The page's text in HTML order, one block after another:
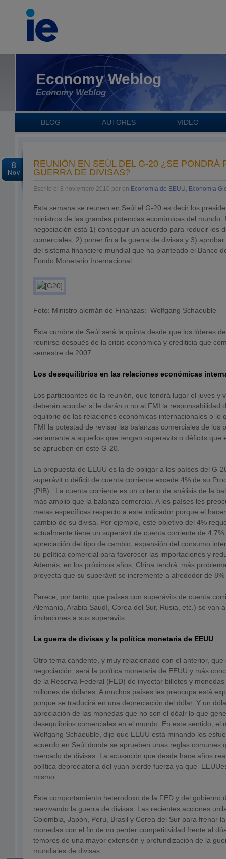
Economy Weblog
Economy Weblog
BLOG AUTORES VIDEO
8
Nov
REUNIÓN EN SEÚL DEL G-20 ¿SE PONDRÁ
GUERRA DE DIVISAS?
Escrito el 8 noviembre 2010 por en Economía de EEUU, Economía
Esta semana se reunen en Seúl el G-20 es decir los
ministros de las grandes potencias económicas del mundo.
negociación está 1) conseguir un acuerdo para reducir los
comerciales, 2) poner fin a la guerra de divisas y 3)
del sistema financiero mundial que ha planteado el Banco
Fondo Monetario Internacional.
Foto: Ministro alemán de Finanzas: Wolfgang Schaeuble
Esta cumbre de Seúl será la quinta desde que los líderes
reunirse después de la crisis económica y crediticia que
semestre de 2007.
Los desequilibrios en las relaciones económicas
Los participantes de la reunión, que tendrá lugar el juves y
deberán acordar si le darán o no al FMI la responsabilidad
equlibrio de las relaciones económicas internacionales o lo
FMI la potestad de revisar las balanzas comerciales de los
seriamante a aquellos que tengan superavits o déficits que
se aprueben en este G-20.
La propuesta de EEUU es la de obligar a los países del G-
superávit o déficit de cuenta corriente excede 4% de su
(PIB). La cuenta corriente es un criterio de análisis de la
más amplio que la balanza comercial. A los países les
metas específicas respecto a este indicador porque el
cambio de su divisa. Por ejemplo, este objetivo del 4%
actualmente tiene un superávit de cuenta corriente de
apreciación del tipo de cambio, expansión del consumo
su política comercial para favorecer las importaciones y
Además, en los próximos años, China tendrá más
proyecta que su superávit se incremente a alrededor de
Parece, por tanto, que países con superávits de cuenta
Alemania, Arabia Saudí, Corea del Sur, Rusia, etc.) se van
limitaciones a sus superavits.
La guerra de divisas y la política monetaria de EEUU
Otro tema candente, y muy relacionado con el anterior,
negociación, será la política monetaria de EEUU y más
de la Reserva Federal (FED) de inyectar billetes y
millones de dólares. A muchos países les preocupa está
porque se traducirá en una depreciación del dólar. Y un
apreciación de las monedas que no son el dóalr lo que
desequlibrios comerciales en el mundo. En este sentido, el
Wolfgang Schaeuble, dijo que EEUU está minando los
acuerdo en Seúl donde se aprueben unas reglas comunes
mercado de divisas. La acusación que desde hace años
política depreciatoria del yuan pierde fuerza ya que
mismo.
Este comportamiento heterodoxo de la FED y del gobierno
reavivando la guerra de divisas. Las recientes acciones
Colombia, Japón, Perú, Brasil y Corea del Sur para frenar
monedas con el fin de no perder competitividad frente al
temores de una mayor extensión y profundización de la
mundiales de divisas.